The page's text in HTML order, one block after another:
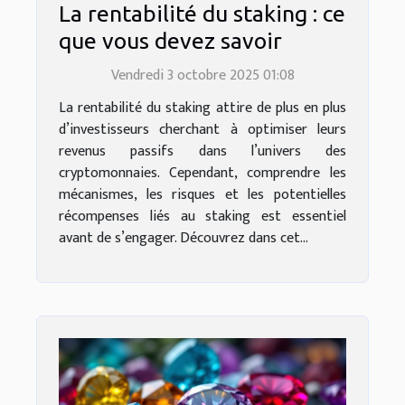
La rentabilité du staking : ce
que vous devez savoir
Vendredi 3 octobre 2025 01:08
La rentabilité du staking attire de plus en plus
d’investisseurs cherchant à optimiser leurs
revenus passifs dans l’univers des
cryptomonnaies. Cependant, comprendre les
mécanismes, les risques et les potentielles
récompenses liés au staking est essentiel
avant de s’engager. Découvrez dans cet...